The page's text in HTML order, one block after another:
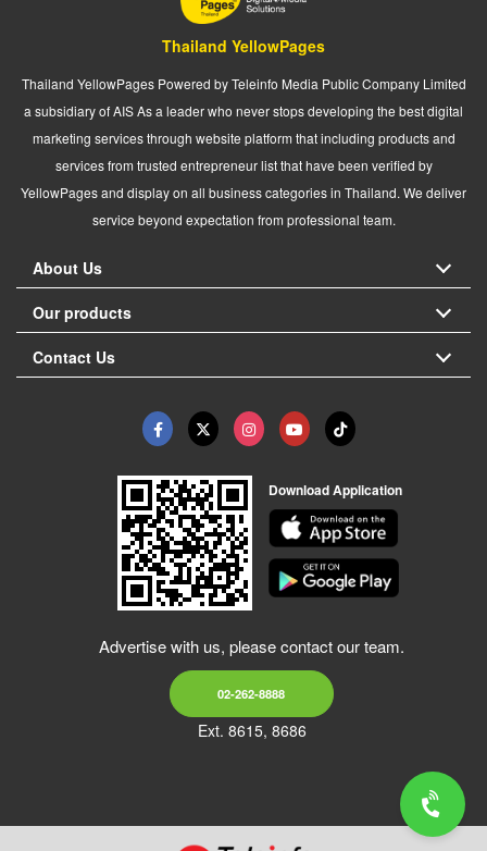
Thailand YellowPages
Thailand YellowPages Powered by Teleinfo Media Public Company Limited
a subsidiary of AIS As a leader who never stops developing the best digital
marketing services through website platform that including products and
services from trusted entrepreneur list that have been verified by
YellowPages and display on all business categories in Thailand. We deliver
service beyond expectation from professional team.
About Us
Our products
Contact Us
Download Application
Advertise with us, please contact our team.
02-262-8888
Ext. 8615, 8686